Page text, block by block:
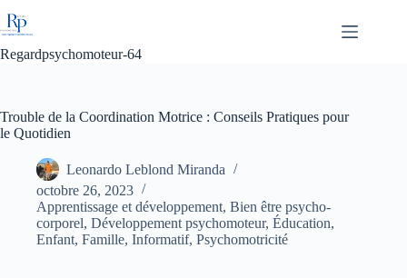
au
contenu
Regardpsychomoteur-64
Trouble de la Coordination Motrice : Conseils Pratiques pour
le Quotidien
Leonardo Leblond Miranda
octobre 26, 2023
Apprentissage et développement, Bien être psycho-
corporel, Développement psychomoteur, Éducation,
Enfant, Famille, Informatif, Psychomotricité